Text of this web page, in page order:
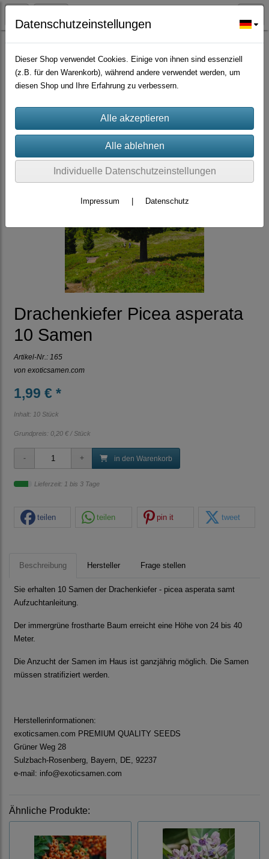
Bäume Sträucher Nadelbäume, Palmen
Drachenkiefer Picea asperata
10 Samen
Artikel-Nr.: 165
von exoticsamen.com
1,99 € *
Inhalt: 10 Stück
Grundpreis: 0,20 € / Stück
in den Warenkorb
Lieferzeit: 1 bis 3 Tage
teilen teilen pin it tweet
Beschreibung Hersteller Frage stellen
Sie erhalten 10 Samen der Drachenkiefer - picea asperata samt
Aufzuchtanleitung.
Der immergrüne frostharte Baum erreicht eine Höhe von 24 bis 40
Meter.
Die Anzucht der Samen im Haus ist ganzjährig möglich. Die Samen
müssen stratifiziert werden.
Herstellerinformationen:
exoticsamen.com PREMIUM QUALITY SEEDS
Grüner Weg 28
Sulzbach-Rosenberg, Bayern, DE, 92237
e-mail: info@exoticsamen.com
Ähnliche Produkte:
Datenschutzeinstellungen
Dieser Shop verwendet Cookies. Einige von ihnen sind essenziell
(z.B. für den Warenkorb), während andere verwendet werden, um
diesen Shop und Ihre Erfahrung zu verbessern.
Individuelle Datenschutzeinstellungen
Impressum Datenschutz